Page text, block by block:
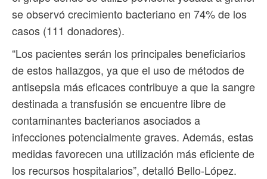
se observó crecimiento bacteriano en 74% de los
casos (111 donadores).
“Los pacientes serán los principales beneficiarios
de estos hallazgos, ya que el uso de métodos de
antisepsia más eficaces contribuye a que la sangre
destinada a transfusión se encuentre libre de
contaminantes bacterianos asociados a
infecciones potencialmente graves. Además, estas
medidas favorecen una utilización más eficiente de
los recursos hospitalarios”, detalló Bello-López.